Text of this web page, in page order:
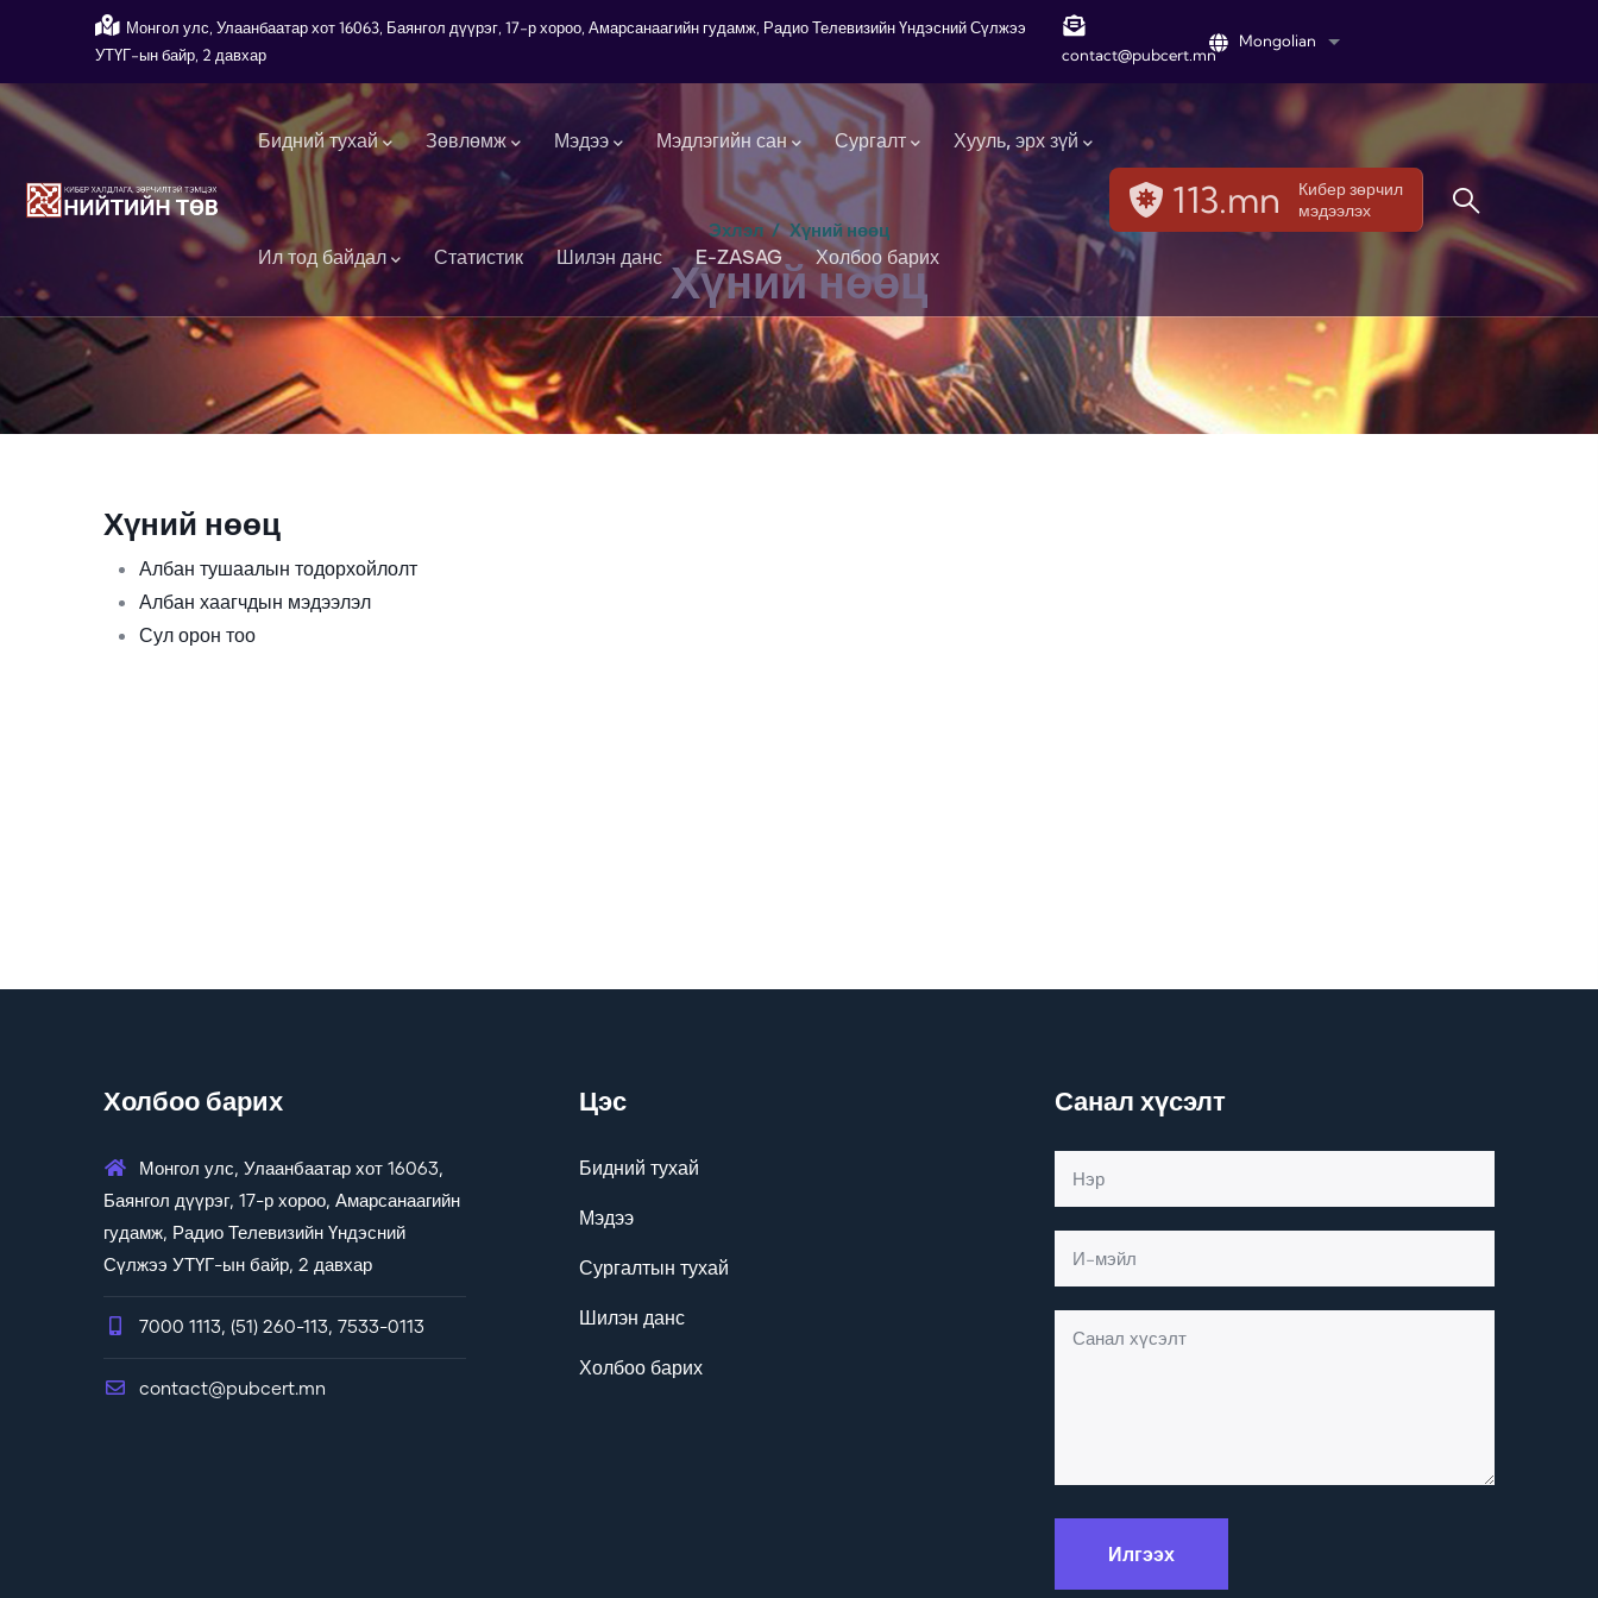
Skip to main contentМонгол улс, Улаанбаатар хот 16063, Баянгол дүүрэг, 17-р хороо, Амарсанаагийн гудамж, Радио Телевизийн Үндэсний Сүлжээ
УТҮГ-ын байр, 2 давхар
contact@pubcert.mn
Mongolian List additional actions
Main navigation
Бидний тухай Зөвлөмж Мэдээ Мэдлэгийн сан Сургалт Хууль, эрх зүй
Ил тод байдал Статистик Шилэн данс E-ZASAG Холбоо барих
113.mn
Кибер зөрчил
мэдээлэх
Эхлэл/ Хүний нөөц
Хүний нөөц
Хүний нөөц
Албан тушаалын тодорхойлолт
Албан хаагчдын мэдээлэл
Сул орон тоо
Холбоо барих
Монгол улс, Улаанбаатар хот 16063,
Баянгол дүүрэг, 17-р хороо, Амарсанаагийн
гудамж, Радио Телевизийн Үндэсний
Сүлжээ УТҮГ-ын байр, 2 давхар
7000 1113, (51) 260-113, 7533-0113
contact@pubcert.mn
Цэс
Бидний тухай
Мэдээ
Сургалтын тухай
Шилэн данс
Холбоо барих
Санал хүсэлт